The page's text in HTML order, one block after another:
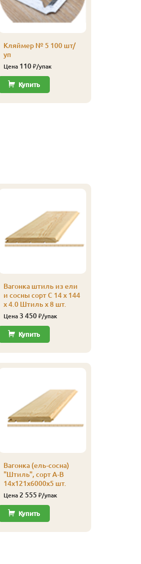
Кляймер № 5 100 шт/
уп
Цена 110₽/упак
Купить
Вагонка штиль из ели
и сосны сорт С 14 x 144
x 4.0 Штиль x 8 шт.
Цена 3 450₽/упак
Купить
Вагонка (ель-сосна)
"Штиль", сорт А-В
14х121х6000х5 шт.
Цена 2 555 ₽/упак
Купить